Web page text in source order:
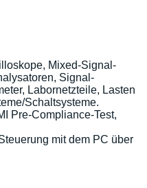
Mixed-Signal-
Signal-
Labornetzteile, Lasten
Schaltsysteme.
Pre-Compliance-Test,
mit dem PC über